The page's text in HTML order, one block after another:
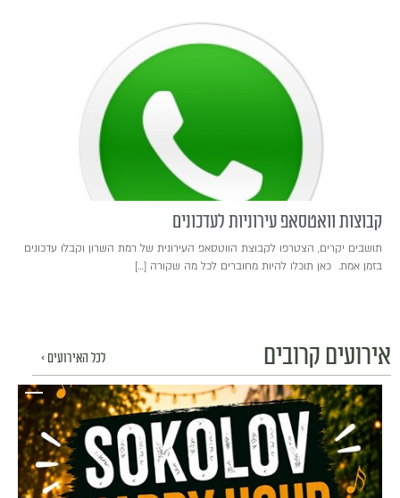
קבוצות וואטסאפ עירוניות לעדכונים
תושבים יקרים, הצטרפו לקבוצת הווטסאפ העירונית של רמת השרון וקבלו עדכונים
בזמן אמת. כאן תוכלו להיות מחוברים לכל מה שקורה […]
אירועים קרובים לכל האירועים >